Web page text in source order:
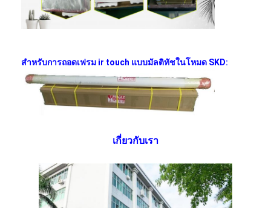
คีออสหน้าจอสัมผัส
ป้ายดิจิตอล
การตรวจสอบโฆษณาดิจิทัล
หน้าจอสมาร์ทพกพา
สำหรับการถอดเฟรม ir touch แบบมัลติทัชในโหมด SKD:
เกี่ยวกับเรา